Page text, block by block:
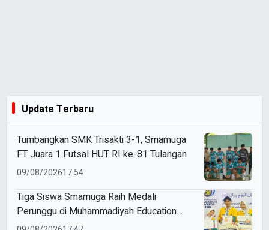
Update Terbaru
Tumbangkan SMK Trisakti 3-1, Smamuga
FT Juara 1 Futsal HUT RI ke-81 Tulangan
09/08/202617:54
Tiga Siswa Smamuga Raih Medali
Perunggu di Muhammadiyah Education
Awards 2026